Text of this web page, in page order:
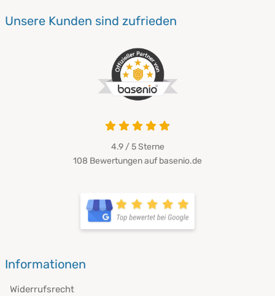
Unsere Kunden sind zufrieden
4.9 / 5Sterne
108 Bewertungen auf basenio.de
Informationen
Widerrufsrecht